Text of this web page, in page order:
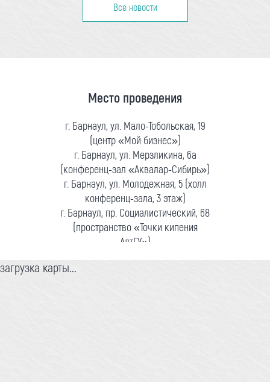
Все новости
Место проведения
г. Барнаул, ул. Мало-Тобольская, 19
(центр «Мой бизнес»)
г. Барнаул, ул. Мерзликина, 6а
(конференц-зал «Аквалар-Сибирь»)
г. Барнаул, ул. Молодежная, 5 (холл
конференц-зала, 3 этаж)
г. Барнаул, пр. Социалистический, 68
(пространство «Точки кипения
АлтГУ»)
загрузка карты...